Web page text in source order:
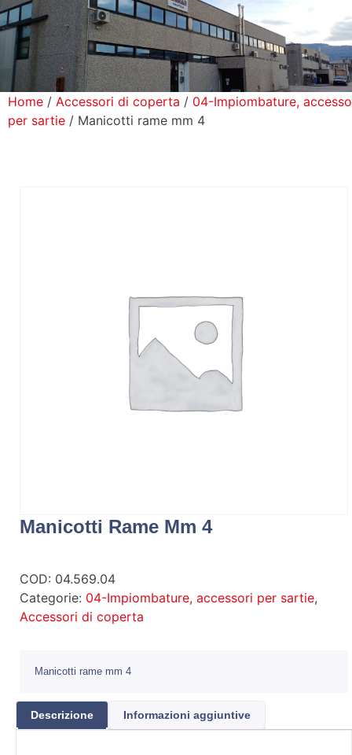
Prodotti
Home / Accessori di coperta / 04-Impiombature,
per sartie / Manicotti rame mm 4
Manicotti Rame Mm 4
COD: 04.569.04
Categorie: 04-Impiombature, accessori per sartie,
Accessori di coperta
Manicotti rame mm 4
Descrizione Informazioni aggiuntive